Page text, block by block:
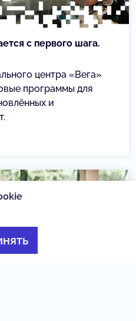
с первого шага.
центра «Вега»
программы для
и